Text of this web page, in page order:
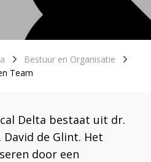
Bestuur en Organisatie
Team
Delta bestaat uit dr.
David de Glint. Het
door een